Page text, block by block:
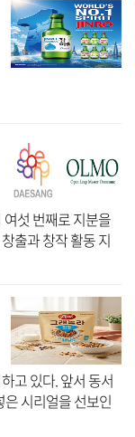
여섯 번째로 지분을
출과 창작 활동 지
모(OLMO)는 미술
고 있다. 앞서 동서
시리얼을 선보인
4월 ‘포스트 그래